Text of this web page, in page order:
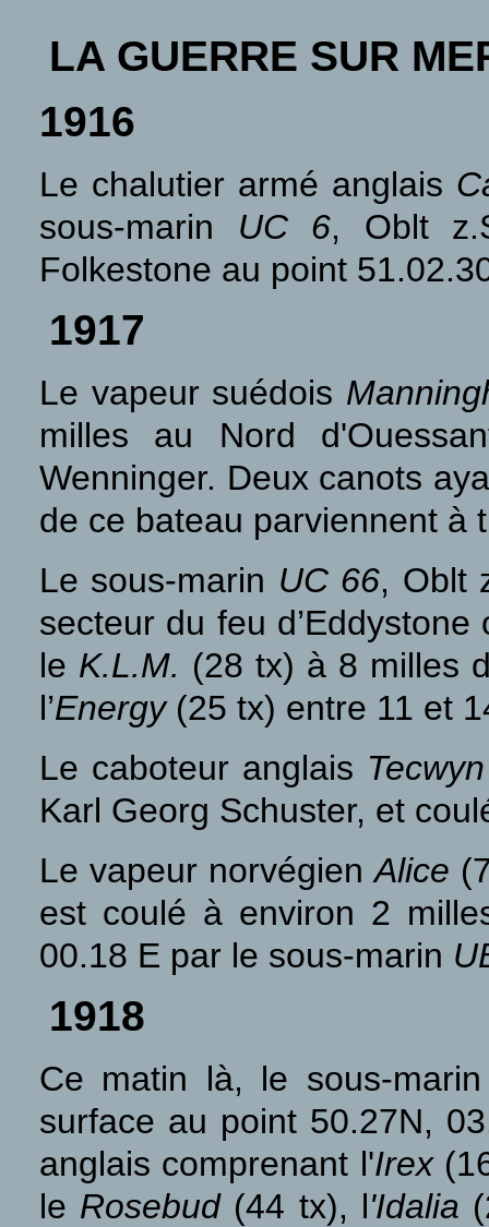
LA GUERRE SUR
1916
Le chalutier armé anglais
sous-marin UC 6, Oblt
Folkestone au point
1917
Le vapeur suédois
milles au Nord
Wenninger. Deux canots
de ce bateau parviennent à
Le sous-marin UC 66, Oblt
secteur du feu
le K.L.M. (28 tx) à 8 milles
l’Energy(25 tx) entre 11 et
Le caboteur anglais Tecwyn
Karl Georg Schuster, et
Le vapeur norvégienAlice
est coulé à environ 2
00.18 E par le sous-marin
1918
Ce matin là, le sous-marin
surface au point 50.27N,
anglais comprenant l'Irex
le Rosebud (44 tx), l'Idalia